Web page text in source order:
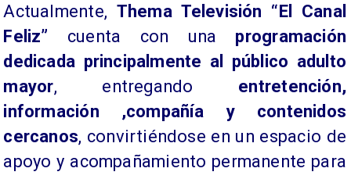
Actualmente, Thema Televisión “El Canal
Feliz” cuenta con una programación
dedicada principalmente al público adulto
mayor, entregando entretención,
información ,compañía y contenidos
cercanos, convirtiéndose en un espacio de
apoyo y acompañamiento permanente para